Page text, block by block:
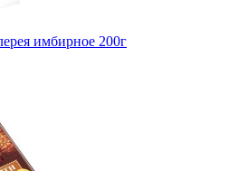
имбирное 200г